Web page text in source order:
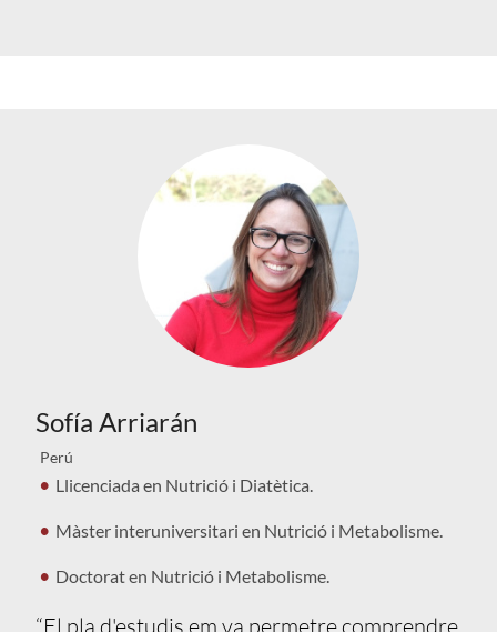
Sofía Arriarán
Perú
Llicenciada en Nutrició i Diatètica.
Màster interuniversitari en Nutrició i Metabolisme.
Doctorat en Nutrició i Metabolisme.
“El pla d'estudis em va permetre comprendre